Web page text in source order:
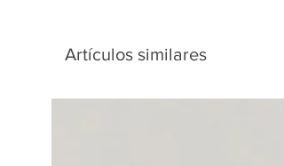
Artículos similares